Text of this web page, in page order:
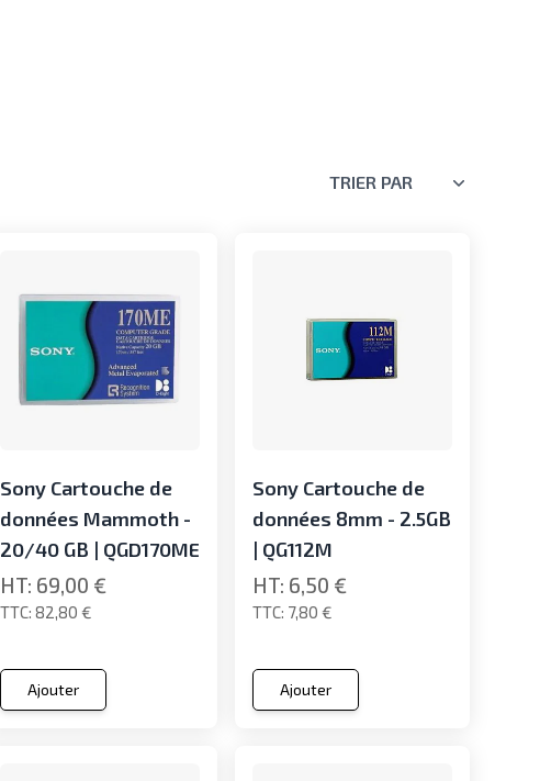
TRIER PAR
Sony Cartouche de
données Mammoth -
20/40 GB | QGD170ME
82,80 €
69,00 €
Ajouter
Sony Cartouche de
données 8mm - 2.5GB
| QG112M
7,80 €
6,50 €
Ajouter